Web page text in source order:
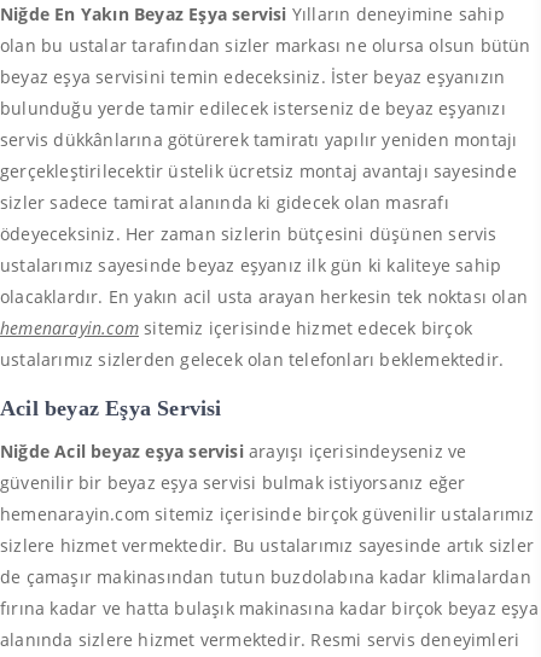
Niğde En Yakın Beyaz Eşya servisi Yılların deneyimine sahip
olan bu ustalar tarafından sizler markası ne olursa olsun bütün
beyaz eşya servisini temin edeceksiniz. İster beyaz eşyanızın
bulunduğu yerde tamir edilecek isterseniz de beyaz eşyanızı
servis dükkânlarına götürerek tamiratı yapılır yeniden montajı
gerçekleştirilecektir üstelik ücretsiz montaj avantajı sayesinde
sizler sadece tamirat alanında ki gidecek olan masrafı
ödeyeceksiniz. Her zaman sizlerin bütçesini düşünen servis
ustalarımız sayesinde beyaz eşyanız ilk gün ki kaliteye sahip
olacaklardır. En yakın acil usta arayan herkesin tek noktası olan
hemenarayin.com sitemiz içerisinde hizmet edecek birçok
ustalarımız sizlerden gelecek olan telefonları beklemektedir.
Acil beyaz Eşya Servisi
Niğde Acil beyaz eşya servisiarayışı içerisindeyseniz ve
güvenilir bir beyaz eşya servisi bulmak istiyorsanız eğer
hemenarayin.com sitemiz içerisinde birçok güvenilir ustalarımız
sizlere hizmet vermektedir. Bu ustalarımız sayesinde artık sizler
de çamaşır makinasından tutun buzdolabına kadar klimalardan
fırına kadar ve hatta bulaşık makinasına kadar birçok beyaz eşya
alanında sizlere hizmet vermektedir. Resmi servis deneyimleri